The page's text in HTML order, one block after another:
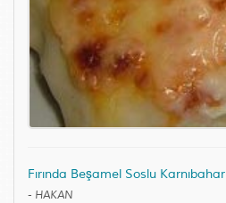
Fırında Beşamel Soslu Karnıbahar
- HAKAN